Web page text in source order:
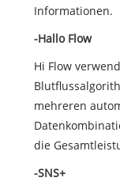
Informationen.
-Hallo Flow
Hi Flow
mehreren
die
-SNS+